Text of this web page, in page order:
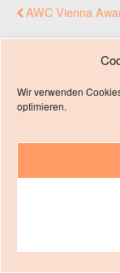
Wir verwenden
optimieren.
AWC Vienna